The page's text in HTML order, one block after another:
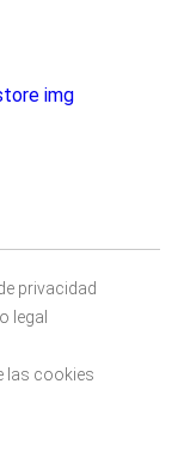
privacidad
legal
las cookies